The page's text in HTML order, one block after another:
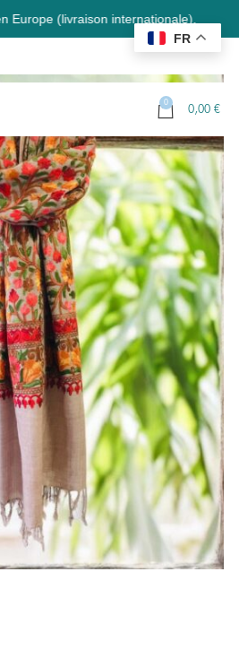
internationale).
0 0,00 €
FR